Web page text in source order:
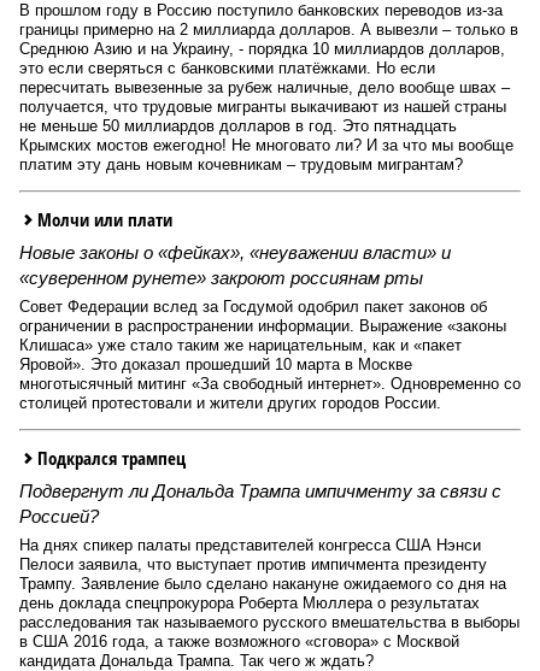
В прошлом году в Россию поступило банковских переводов из-за
границы примерно на 2 миллиарда долларов. А вывезли – только в
Среднюю Азию и на Украину, - порядка 10 миллиардов долларов,
это если сверяться с банковскими платёжками. Но если
пересчитать вывезенные за рубеж наличные, дело вообще швах –
получается, что трудовые мигранты выкачивают из нашей страны
не меньше 50 миллиардов долларов в год. Это пятнадцать
Крымских мостов ежегодно! Не многовато ли? И за что мы вообще
платим эту дань новым кочевникам – трудовым мигрантам?
Молчи или плати
Новые законы о «фейках», «неуважении власти» и
«суверенном рунете» закроют россиянам рты
Совет Федерации вслед за Госдумой одобрил пакет законов об
ограничении в распространении информации. Выражение «законы
Клишаса» уже стало таким же нарицательным, как и «пакет
Яровой». Это доказал прошедший 10 марта в Москве
многотысячный митинг «За свободный интернет». Одновременно со
столицей протестовали и жители других городов России.
Подкрался трампец
Подвергнут ли Дональда Трампа импичменту за связи с
Россией?
На днях спикер палаты представителей конгресса США Нэнси
Пелоси заявила, что выступает против импичмента президенту
Трампу. Заявление было сделано накануне ожидаемого со дня на
день доклада спецпрокурора Роберта Мюллера о результатах
расследования так называемого русского вмешательства в выборы
в США 2016 года, а также возможного «сговора» с Москвой
кандидата Дональда Трампа. Так чего ж ждать?